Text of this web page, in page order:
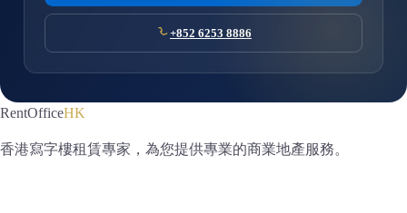
+852 6253 8886
RentOfficeHK
香港寫字樓租賃專家，為您提供專業的商業地產服務。